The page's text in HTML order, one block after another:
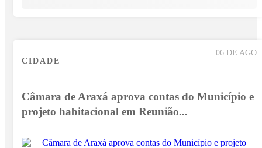
06 DE AGO
CIDADE
Câmara de Araxá aprova contas do Município e
projeto habitacional em Reunião...